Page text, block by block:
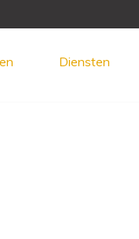
Diensten